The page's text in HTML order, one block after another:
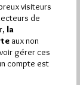
visiteurs
de
la
aux non
gérer ces
compte est